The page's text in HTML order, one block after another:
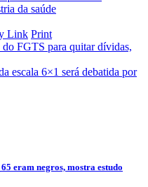
da saúde
Link Print
FGTS para quitar dívidas,
escala 6×1 será debatida por
eram negros, mostra estudo